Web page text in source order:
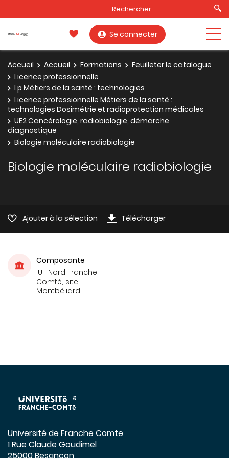
Se connecter
Accueil Accueil Formations
Feuilleter le catalogue
Licence professionnelle
Lp Métiers de la santé : technologies
Licence professionnelle Métiers de la santé :
technologies Dosimétrie et radioprotection médicales
UE2 Cancérologie, radiobiologie, démarche
diagnostique
Biologie moléculaire radiobiologie
Biologie moléculaire radiobiologie
Ajouter à la sélection Télécharger
Composante
IUT Nord Franche-
Comté, site
Montbéliard
Université de Franche Comte
1 Rue Claude Goudimel
25000 Besançon